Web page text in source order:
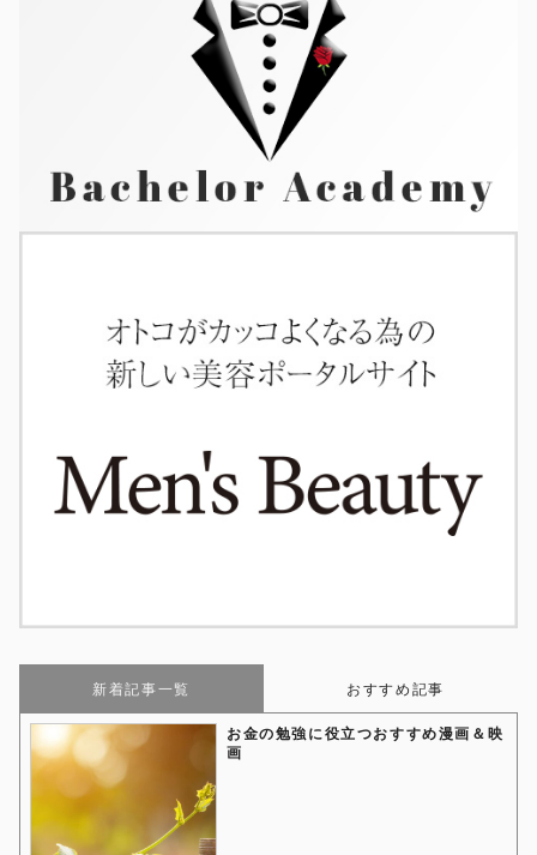
新着記事一覧 おすすめ記事
お金の勉強に役立つおすすめ漫画＆映
画